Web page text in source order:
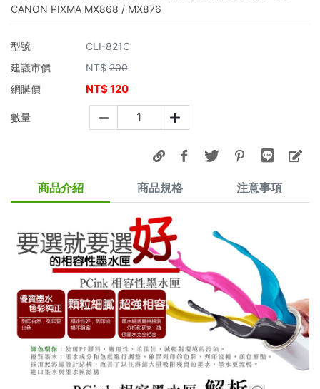
CANON PIXMA MX868 / MX876
型號
CLI-821C
建議市價
NT$ 200
網購價
NT$120
數量
商品介紹 商品規格 注意事項